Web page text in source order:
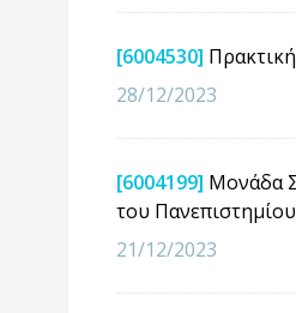
[6004530]
28/12/2023
[6004199] Μονάδα
του
21/12/2023